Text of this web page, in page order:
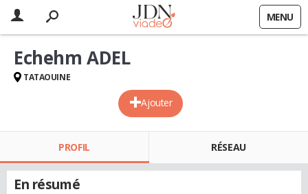
MENU
Ajouter
Echehm ADEL
TATAOUINE
PROFIL RÉSEAU
En résumé